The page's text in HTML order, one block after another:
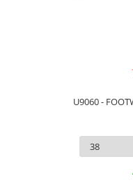
U9060 -